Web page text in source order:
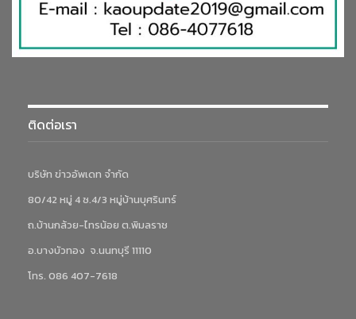
ติดต่อเรา
บริษัท ข่าวอัพเดท จำกัด
80/42 หมู่ 4 ซ.4/3 หมู่บ้านบุศรินทร์
ถ.บ้านกล้วย-ไทรน้อย ต.พิมลราช
อ.บางบัวทอง จ.นนทบุรี 11110
โทร. 086 407-7618